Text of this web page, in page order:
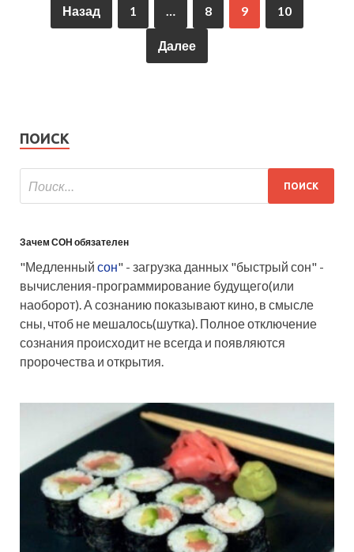
Назад 1 … 8 9 10
Далее
ПОИСК
Зачем СОН обязателен
"Медленный сон" - загрузка данных "быстрый сон" -
вычисления-программирование будущего(или
наоборот). А сознанию показывают кино, в смысле
сны, чтоб не мешалось(шутка). Полное отключение
сознания происходит не всегда и появляются
пророчества и открытия.